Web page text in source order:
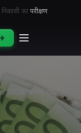
का परीक्षण
2026: बोनस, ऐप,